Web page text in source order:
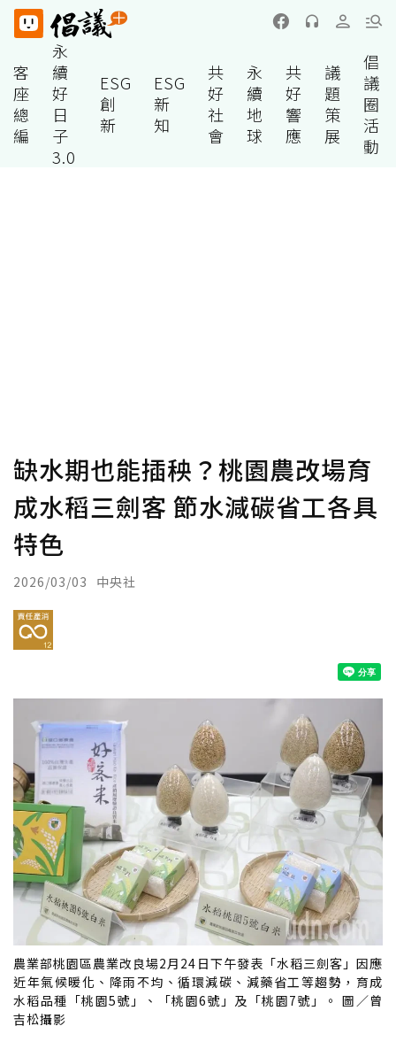
客
座
總
編
永
續
好
日
子
3.0
ESG
創
新
ESG
新
知
共
好
社
會
永
續
地
球
共
好
響
應
議
題
策
展
倡
議
圈
活
動
缺水期也能插秧？桃園農改場育
成水稻三劍客 節水減碳省工各具
特色
2026/03/03 中央社
農業部桃園區農業改良場2月24日下午發表「水稻三劍客」因應
近年氣候暖化、降雨不均、循環減碳、減藥省工等趨勢，育成
水稻品種「桃園5號」、「桃園6號」及「桃園7號」。 圖／曾
吉松攝影